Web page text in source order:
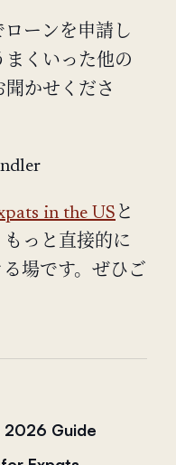
ーンを申請し
くいった他の
かせくださ
in the US と
っと直接的に
場です。ぜひご
Guide